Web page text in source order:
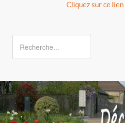
Cliquez sur ce lien